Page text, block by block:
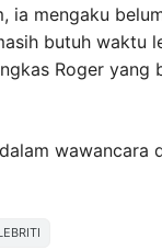
ia mengaku
butuh waktu
Roger yang
wawancara